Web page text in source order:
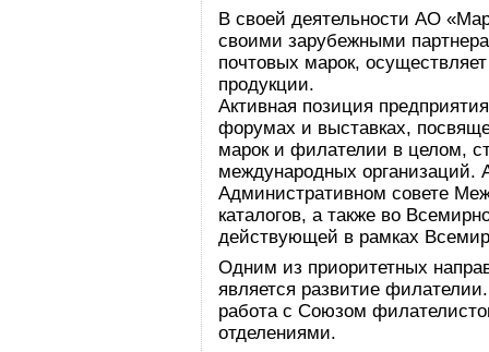
В своей деятельности АО
своими зарубежными
почтовых марок,
продукции.
Активная позиция
форумах и выставках,
марок и филателии в целом,
международных организаций.
Административном совете
каталогов, а также во
действующей в рамках
Одним из приоритетных
является развитие
работа с Союзом
отделениями.